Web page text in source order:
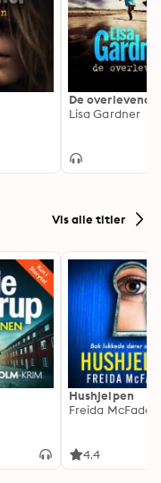
De overlevende
Lisa Gardner
Vis alle titler
Hushjelpen
Freida
4.4